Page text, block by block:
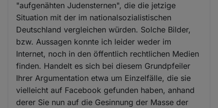
"aufgenähten Judensternen", die die jetzige
Situation mit der im nationalsozialistischen
Deutschland vergleichen würden. Solche Bilder,
bzw. Aussagen konnte ich leider weder im
Internet, noch in den öffentlich rechtlichen Medien
finden. Handelt es sich bei diesem Grundpfeiler
Ihrer Argumentation etwa um Einzelfälle, die sie
vielleicht auf Facebook gefunden haben, anhand
derer Sie nun auf die Gesinnung der Masse der